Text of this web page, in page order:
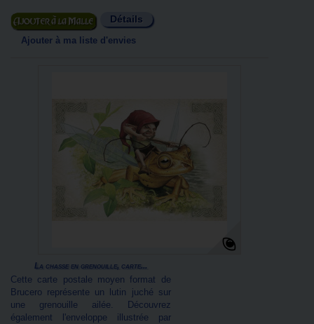
Ajouter au panier Détails
Ajouter à ma liste d'envies
La chasse en grenouille, carte...
Cette carte postale moyen format de
Brucero représente un lutin juché sur
une grenouille ailée. Découvrez
également l'enveloppe illustrée par